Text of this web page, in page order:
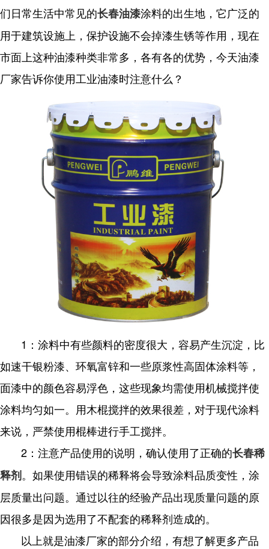
们日常生活中常见的长春油漆涂料的出生地，它广泛的
用于建筑设施上，保护设施不会掉漆生锈等作用，现在
市面上这种油漆种类非常多，各有各的优势，今天油漆
厂家告诉你使用工业油漆时注意什么？
1：涂料中有些颜料的密度很大，容易产生沉淀，比
如速干银粉漆、环氧富锌和一些原浆性高固体涂料等，
面漆中的颜色容易浮色，这些现象均需使用机械搅拌使
涂料均匀如一。用木棍搅拌的效果很差，对于现代涂料
来说，严禁使用棍棒进行手工搅拌。
2：注意产品使用的说明，确认使用了正确的长春稀
释剂。如果使用错误的稀释将会导致涂料品质变性，涂
层质量出问题。通过以往的经验产品出现质量问题的原
因很多是因为选用了不配套的稀释剂造成的。
以上就是油漆厂家的部分介绍，有想了解更多产品